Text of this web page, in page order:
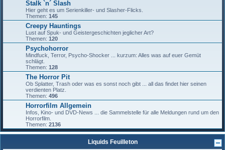
Stalk `n´ Slash
Hier geht es um Serienkiller- und Slasher-Flicks.
Themen: 145
Creepy Hauntings
Lust auf Spuk- und Geistergeschichten jeglicher Art?
Themen: 120
Psychohorror
Mindfuck, Terror, Psycho-Shocker ... kurzum: Alles was auf euer Gemüt
schlägt.
Themen: 128
The Horror Pit
Ob Splatter, Trash oder was es sonst noch gibt ... all das findet hier seinen
verdienten Platz.
Themen: 496
Horrorfilm Allgemein
Infos, Kino- und DVD-News ... die Sammelstelle für alle Meldungen rund um den
Horrorfilm.
Themen: 2136
Liquids Feuilleton